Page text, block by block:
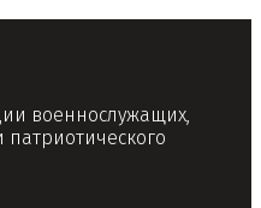
военнослужащих,